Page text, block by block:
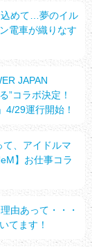
込めて…夢のイル
電車が織りなす
JAPAN
”コラボ決定！
4/29運行開始！
、アイドルマ
】お仕事コラ
由あって・・・
てます！